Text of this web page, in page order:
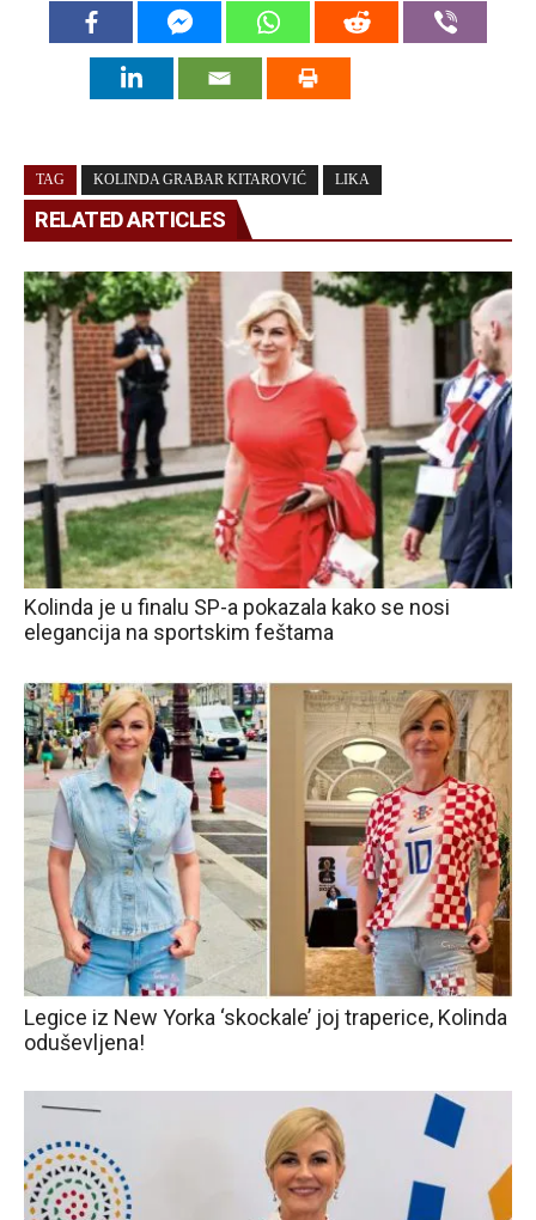
TAG KOLINDA GRABAR KITAROVIĆ LIKA
RELATED ARTICLES
Kolinda je u finalu SP-a pokazala kako se nosi
elegancija na sportskim feštama
Legice iz New Yorka ‘skockale’ joj traperice, Kolinda
oduševljena!